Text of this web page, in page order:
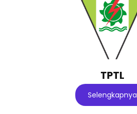
TPTL
Selengkapnya